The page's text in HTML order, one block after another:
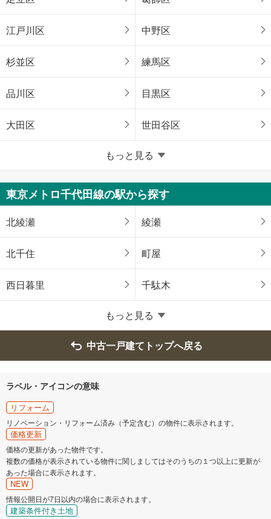
江戸川区 中野区
杉並区 練馬区
品川区 目黒区
大田区 世田谷区
八王子市 立川市
武蔵野市 三鷹市
青梅市 府中市
昭島市 調布市
小金井市
日野市
国立市
狛江市
清瀬市 東久留米市
武蔵村山市 多摩市
もっと見る
東京メトロ千代田線の駅から探す
北綾瀬 綾瀬
北千住 町屋
西日暮里 千駄木
もっと見る
中古一戸建てトップへ戻る
ラベル・アイコンの意味
リフォーム
リノベーション・リフォーム済み（予定含む）の物件に表示されます。
価格更新
価格の更新があった物件です。
複数の価格が表示されている物件に関しましてはそのうちの１つ以上に更新が
あった場合に表示されます。
NEW
情報公開日が7日以内の場合に表示されます。
建築条件付き土地